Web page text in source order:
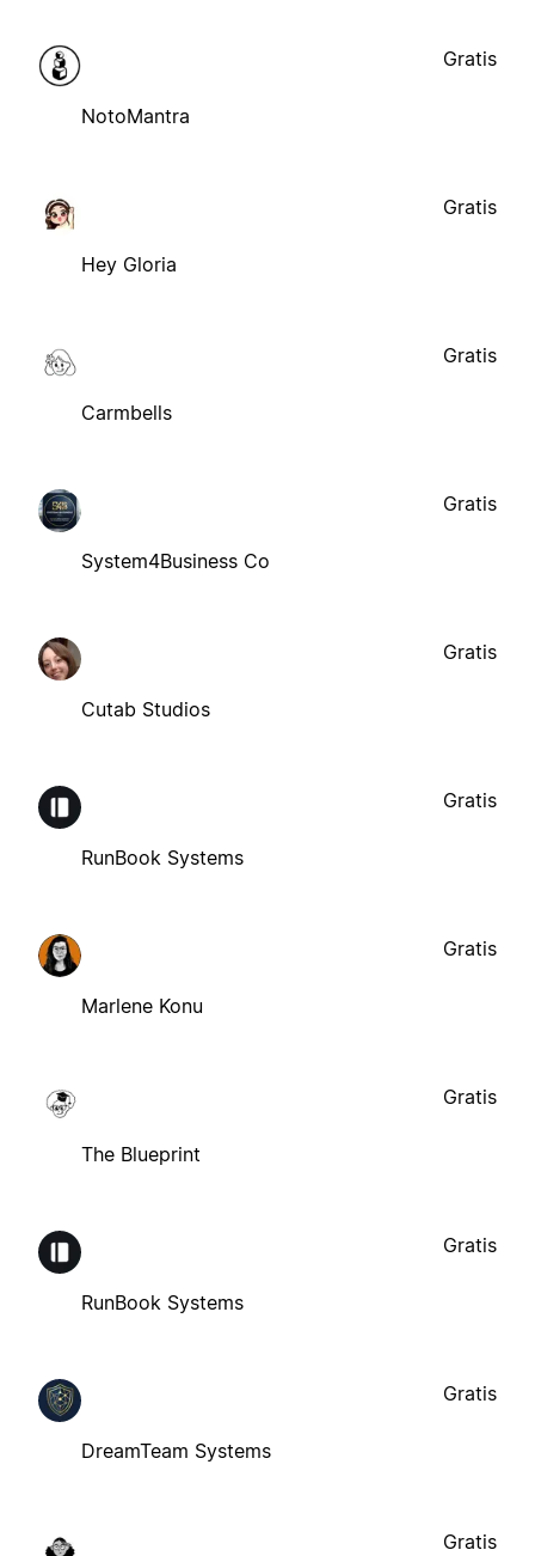
NotoMantra
Gratis
Hey Gloria
Gratis
Carmbells
Gratis
System4Business Co
Gratis
Cutab Studios
Gratis
RunBook Systems
Gratis
Marlene Konu
Gratis
The Blueprint
Gratis
RunBook Systems
Gratis
DreamTeam Systems
Gratis
Gratis